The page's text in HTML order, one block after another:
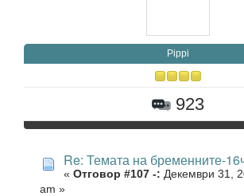
Pippi
923
Re: Темата на бременните-
« Отговор #107 -: Декември 31,
am »